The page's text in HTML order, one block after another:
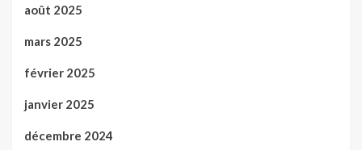
août 2025
mars 2025
février 2025
janvier 2025
décembre 2024